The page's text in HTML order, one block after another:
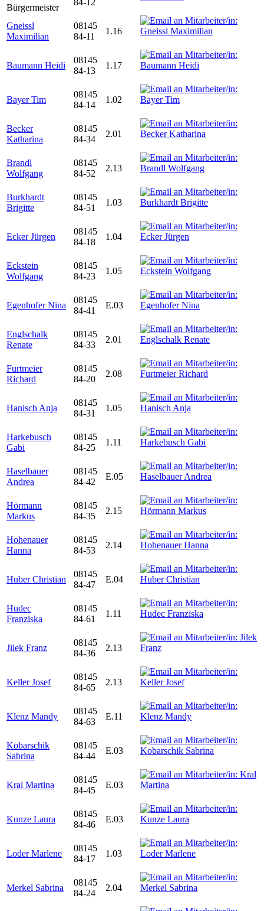
Bürgermeister
84-12
Gneissl
Maximilian
08145
84-11
1.16
Baumann Heidi
08145
84-13
1.17
Bayer Tim
08145
84-14
1.02
Becker
Katharina
08145
84-34
2.01
Brandl
Wolfgang
08145
84-52
2.13
Burkhardt
Brigitte
08145
84-51
1.03
Ecker Jürgen
08145
84-18
1.04
Eckstein
Wolfgang
08145
84-23
1.05
Egenhofer Nina
08145
84-41
E.03
Englschalk
Renate
08145
84-33
2.01
Furtmeier
Richard
08145
84-20
2.08
Hanisch Anja
08145
84-31
1.05
Harkebusch
Gabi
08145
84-25
1.11
Haselbauer
Andrea
08145
84-42
E.05
Hörmann
Markus
08145
84-35
2.15
Hohenauer
Hanna
08145
84-53
2.14
Huber Christian
08145
84-47
E.04
Hudec
Franziska
08145
84-61
1.11
Jilek Franz
08145
84-36
2.13
Keller Josef
08145
84-65
2.13
Klenz Mandy
08145
84-63
E.11
Kobarschik
Sabrina
08145
84-44
E.03
Kral Martina
08145
84-45
E.03
Kunze Laura
08145
84-46
E.03
Loder Marlene
08145
84-17
1.03
Merkel Sabrina
08145
84-24
2.04